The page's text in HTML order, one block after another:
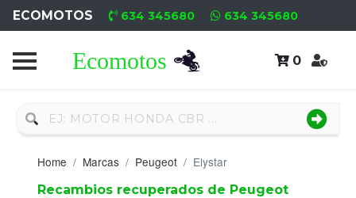
ECOMOTOS 634 345680 634 345680
0
Home
Nuevo
Neumáticos
Home Marcas Peugeot Elystar
Recambios recuperados de Peugeot